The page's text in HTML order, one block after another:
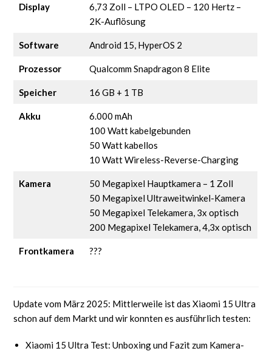
Display
6,73 Zoll – LTPO OLED – 120 Hertz –
2K-Auflösung
Software Android 15, HyperOS 2
Prozessor Qualcomm Snapdragon 8 Elite
Speicher 16 GB + 1 TB
Akku
6.000 mAh
100 Watt kabelgebunden
50 Watt kabellos
10 Watt Wireless-Reverse-Charging
Kamera
50 Megapixel Hauptkamera – 1 Zoll
50 Megapixel Ultraweitwinkel-Kamera
50 Megapixel Telekamera, 3x optisch
200 Megapixel Telekamera, 4,3x optisch
Frontkamera ???
Update vom März 2025: Mittlerweile ist das Xiaomi 15 Ultra
schon auf dem Markt und wir konnten es ausführlich testen:
Xiaomi 15 Ultra Test: Unboxing und Fazit zum Kamera-